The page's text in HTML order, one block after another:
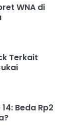
WNA di
Terkait
Beda Rp2